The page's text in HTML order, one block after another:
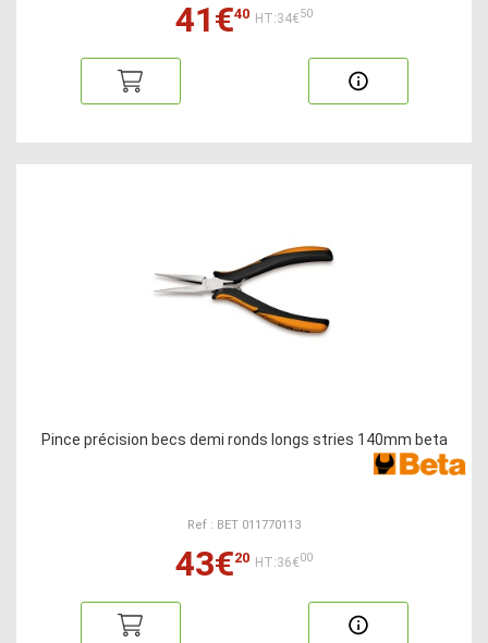
41€40 HT:34€50
Pince précision becs demi ronds longs stries 140mm beta
Ref : BET 011770113
43€20 HT:36€00